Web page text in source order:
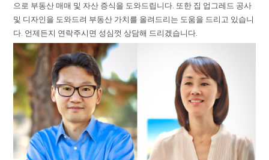
으로 부동산 매매 및 자산 증식을 도와드립니다. 또한 집 업그레드 공사
및 디자인을 도와드려 부동산 가치를 올려드리는 도움을 드리고 있습니
다. 언제든지 연락주시면 성심껏 상담해 드리겠습니다.